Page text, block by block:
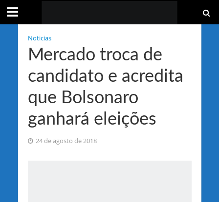
Noticias
Mercado troca de
candidato e acredita
que Bolsonaro
ganhará eleições
24 de agosto de 2018